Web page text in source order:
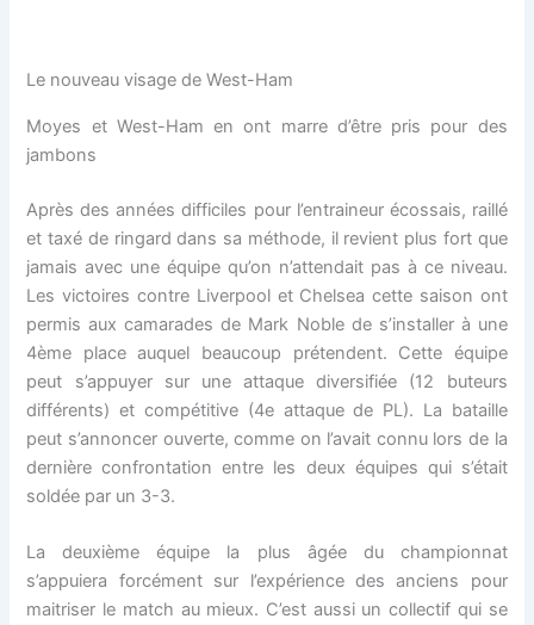
Le nouveau visage de West-Ham
Moyes et West-Ham en ont marre d’être pris pour des
jambons
Après des années difficiles pour l’entraineur écossais, raillé
et taxé de ringard dans sa méthode, il revient plus fort que
jamais avec une équipe qu’on n’attendait pas à ce niveau.
Les victoires contre Liverpool et Chelsea cette saison ont
permis aux camarades de Mark Noble de s’installer à une
4ème place auquel beaucoup prétendent. Cette équipe
peut s’appuyer sur une attaque diversifiée (12 buteurs
différents) et compétitive (4e attaque de PL). La bataille
peut s’annoncer ouverte, comme on l’avait connu lors de la
dernière confrontation entre les deux équipes qui s’était
soldée par un 3-3.
La deuxième équipe la plus âgée du championnat
s’appuiera forcément sur l’expérience des anciens pour
maitriser le match au mieux. C’est aussi un collectif qui se